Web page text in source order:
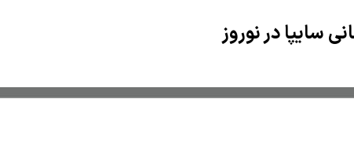
سایپا در نوروز